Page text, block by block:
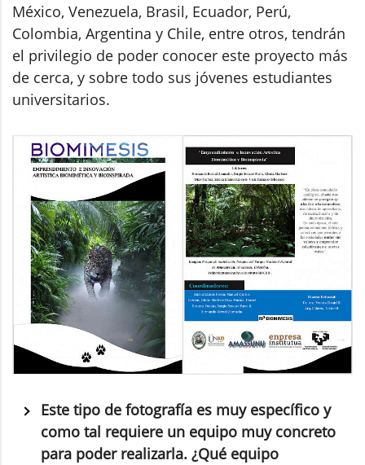
México, Venezuela, Brasil, Ecuador, Perú,
Colombia, Argentina y Chile, entre otros, tendrán
el privilegio de poder conocer este proyecto más
de cerca, y sobre todo sus jóvenes estudiantes
universitarios.
Este tipo de fotografía es muy específico y
como tal requiere un equipo muy concreto
para poder realizarla. ¿Qué equipo